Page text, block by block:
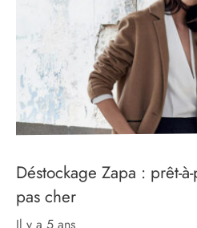
Déstockage Zapa : prêt-
pas cher